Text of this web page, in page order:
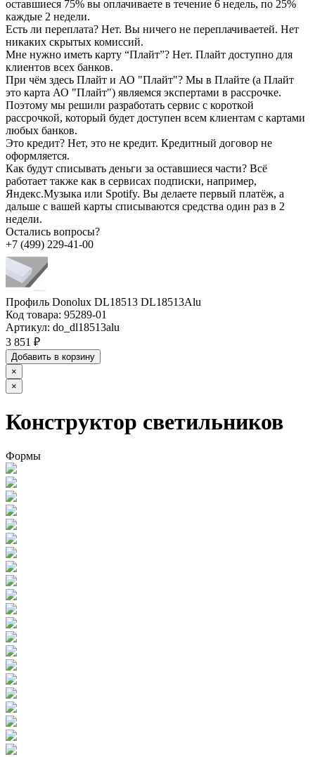
оставшиеся 75% вы оплачиваете в течение 6 недель, по 25%
каждые 2 недели.
Есть ли переплата? Нет. Вы ничего не переплачиваетей. Нет
никаких скрытых комиссий.
Мне нужно иметь карту “Плайт”? Нет. Плайт доступно для
клиентов всех банков.
При чём здесь Плайт и АО "Плайт"? Мы в Плайте (а Плайт
это карта АО "Плайт") являемся экспертами в рассрочке.
Поэтому мы решили разработать сервис с короткой
рассрочкой, который будет доступен всем клиентам с картами
любых банков.
Это кредит? Нет, это не кредит. Кредитный договор не
оформляется.
Как будут списывать деньги за оставшиеся части? Всё
работает также как в сервисах подписки, например,
Яндекс.Музыка или Spotify. Вы делаете первый платёж, а
дальше с вашей карты списываются средства один раз в 2
недели.
Остались вопросы?
+7 (499) 229-41-00
Профиль Donolux DL18513 DL18513Alu
Код товара: 95289-01
Артикул: do_dl18513alu
3 851 ₽
Добавить в корзину
×
×
Конструктор светильников
Формы